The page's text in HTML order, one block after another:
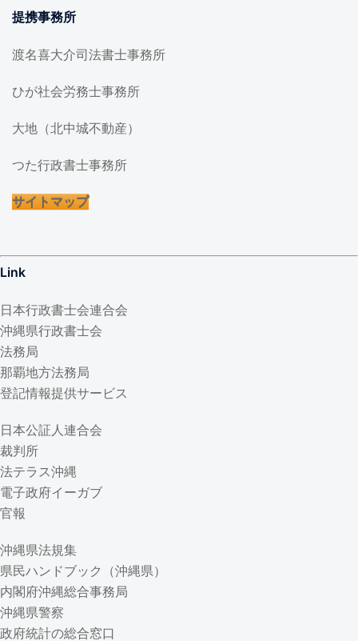
提携事務所
渡名喜大介司法書士事務所
ひが社会労務士事務所
大地（北中城不動産）
つた行政書士事務所
サイトマップ
Link
日本行政書士会連合会
沖縄県行政書士会
法務局
那覇地方法務局
登記情報提供サービス
日本公証人連合会
裁判所
法テラス沖縄
電子政府イーガブ
官報
沖縄県法規集
県民ハンドブック（沖縄県）
内閣府沖縄総合事務局
沖縄県警察
政府統計の総合窓口